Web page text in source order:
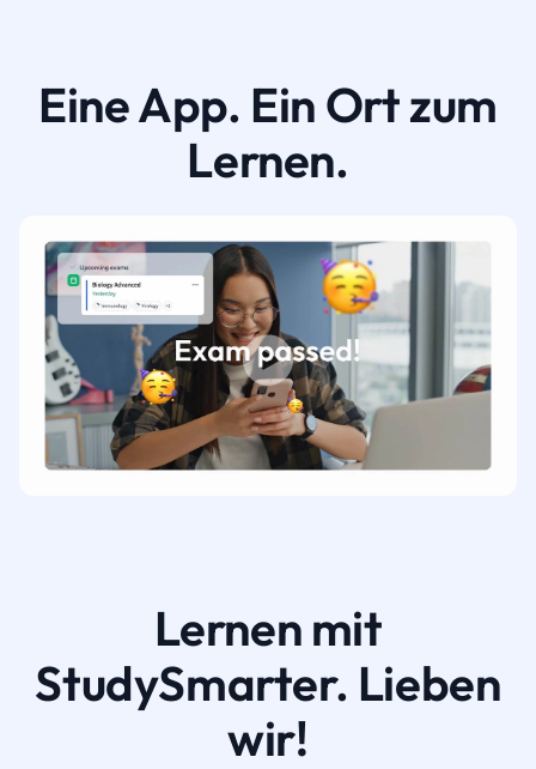
Eine App. Ein Ort zum
Lernen.
Lernen mit
StudySmarter. Lieben
wir!